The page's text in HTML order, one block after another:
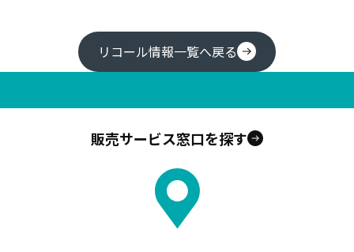
リコール情報一覧へ戻る
販売サービス窓口を探す